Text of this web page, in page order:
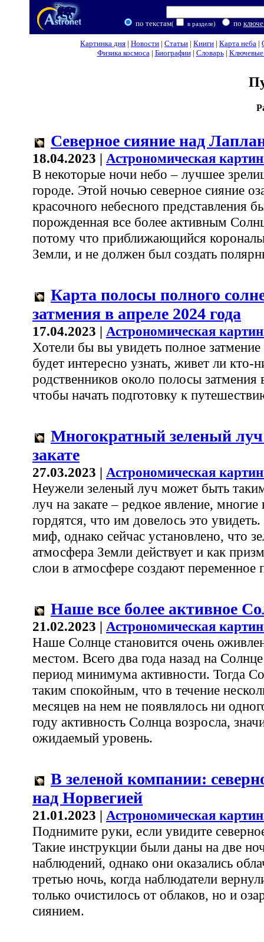
по текстам( в разделе) по
Картинка дня | Новости | Статьи | Книги | Карта неба |
Физика космоса| Биографии| Словарь| Ключевые
Северное сияние над
18.04.2023 | Астрономическая
В некоторые ночи небо – лучшее
городе. Этой ночью северное сияние
красочного небесного представления
порожденная все более активным
потому что приближающийся
Земли, и не должен был создать
Карта полосы полного
затмения в апреле 2024 года
17.04.2023 | Астрономическая
Хотели бы вы увидеть полное
будет интересно узнать, живет ли кто-
родственников около полосы затмения
чтобы начать подготовку к
Многократный зеленый
закате
27.03.2023 | Астрономическая
Неужели зеленый луч может быть
луч на закате – редкое явление,
гордятся, что им довелось это
миф, однако сейчас установлено, что
атмосфера Земли действует и как
слои в атмосфере создают переменное
Наше все более активное
21.02.2023 | Астрономическая
Наше Солнце становится очень
местом. Всего два года назад на
период минимума активности. Тогда
таким спокойным, что в течение
месяцев на нем не появлялось ни
году активность Солнца возросла,
ожидаемый уровень.
В зеленой компании:
над Норвегией
21.01.2023 | Астрономическая
Поднимите руки, если увидите
Такие инструкции были даны на две
наблюдений, однако они оказались
третью ночь, когда наблюдатели
только очистилось от облаков, но и
сиянием.